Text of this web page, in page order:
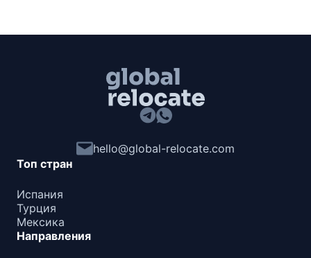
hello@global-relocate.com
Топ стран
Испания
Турция
Мексика
Направления